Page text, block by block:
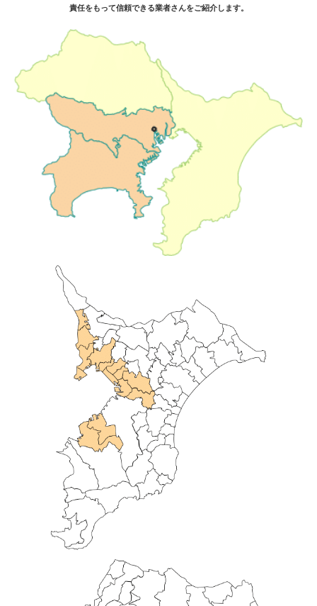
責任をもって信頼できる業者さんをご紹介します。